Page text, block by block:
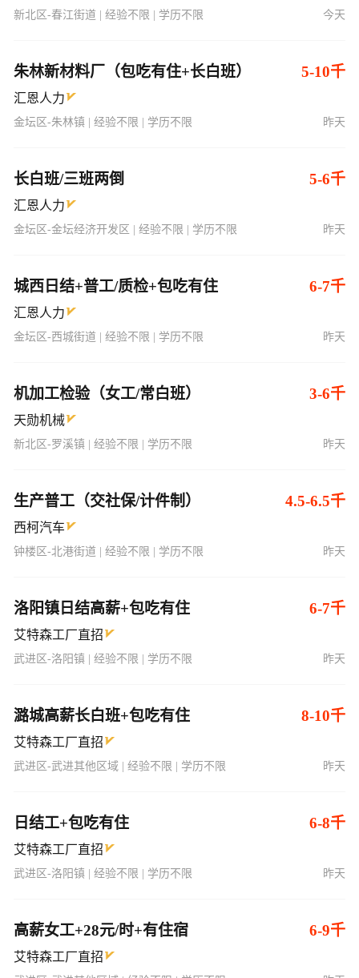
新北区-春江街道 | 经验不限 | 学历不限 今天
朱林新材料厂（包吃有住+长白班） 5-10千
汇恩人力
金坛区-朱林镇 | 经验不限 | 学历不限 昨天
长白班/三班两倒 5-6千
汇恩人力
金坛区-金坛经济开发区 | 经验不限 | 学历不限 昨天
城西日结+普工/质检+包吃有住 6-7千
汇恩人力
金坛区-西城街道 | 经验不限 | 学历不限 昨天
机加工检验（女工/常白班） 3-6千
天勋机械
新北区-罗溪镇 | 经验不限 | 学历不限 昨天
生产普工（交社保/计件制） 4.5-6.5千
西柯汽车
钟楼区-北港街道 | 经验不限 | 学历不限 昨天
洛阳镇日结高薪+包吃有住 6-7千
艾特森工厂直招
武进区-洛阳镇 | 经验不限 | 学历不限 昨天
潞城高薪长白班+包吃有住 8-10千
艾特森工厂直招
武进区-武进其他区域 | 经验不限 | 学历不限 昨天
日结工+包吃有住 6-8千
艾特森工厂直招
武进区-洛阳镇 | 经验不限 | 学历不限 昨天
高薪女工+28元/时+有住宿 6-9千
艾特森工厂直招